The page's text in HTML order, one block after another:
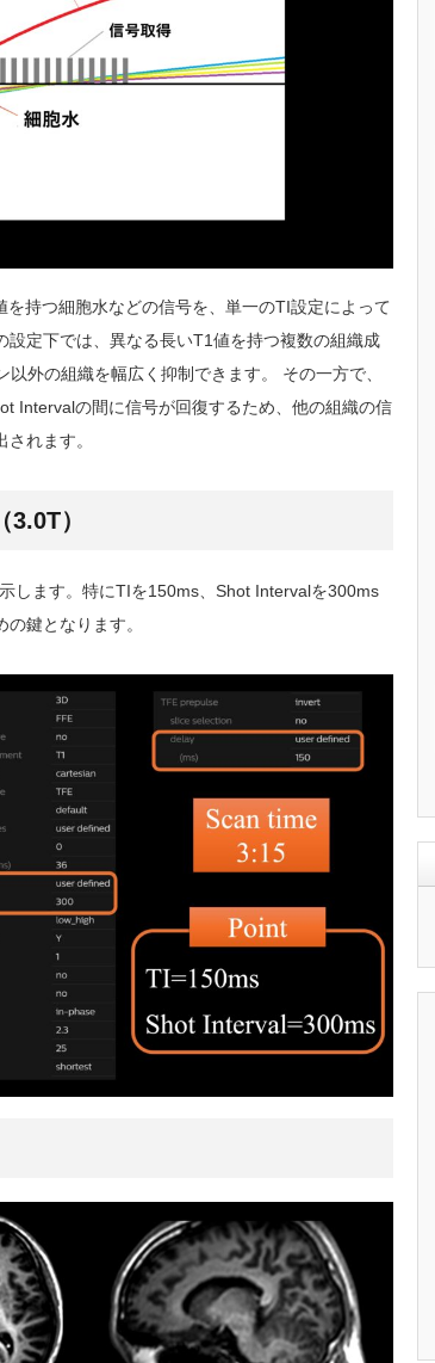
持つ細胞水などの信号を、単一のTI設定によって
定下では、異なる長いT1値を持つ複数の組織成
外の組織を幅広く抑制できます。 その一方で、
Intervalの間に信号が回復するため、他の組織の信
れます。
）
します。特にTIを150ms、Shot Intervalを300ms
鍵となります。